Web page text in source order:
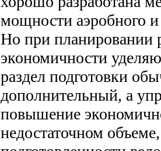
мощности аэробного и
Но при
экономичности
раздел подготовки
дополнительный, а
повышение
недостаточном